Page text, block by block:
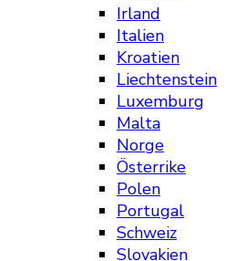
Irland
Italien
Kroatien
Liechtenstein
Luxemburg
Malta
Norge
Österrike
Polen
Portugal
Schweiz
Slovakien